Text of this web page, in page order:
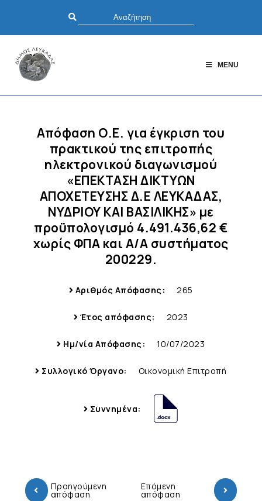
MENU
Απόφαση Ο.Ε. για έγκριση του
πρακτικού της επιτροπής
ηλεκτρονικού διαγωνισμού
«ΕΠΕΚΤΑΣΗ ΔΙΚΤΥΩΝ
ΑΠΟΧΕΤΕΥΣΗΣ Δ.Ε ΛΕΥΚΑΔΑΣ,
ΝΥΔΡΙΟΥ ΚΑΙ ΒΑΣΙΛΙΚΗΣ» με
προϋπολογισμό 4.491.436,62 €
χωρίς ΦΠΑ και Α/Α συστήματος
200229.
Αριθμός Απόφασης: 265
Έτος απόφασης: 2023
Ημ/νία Απόφασης: 10/07/2023
Συλλογικό Όργανο: Οικονομική Επιτροπή
Συννημένα:
Προηγούμενη
απόφαση
Επόμενη
απόφαση